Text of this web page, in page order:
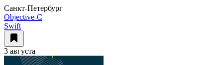
Санкт-Петербург
Objective-С
Swift
3 августа